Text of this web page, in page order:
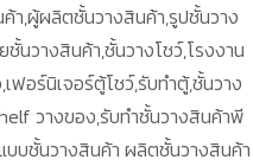
า,ผู้ผลิตชั้นวางสินค้า,รูปชั้นวาง
นวางสินค้า,ชั้นวางโชว์,โรงงาน
ฟอร์นิเจอร์ตู้โชว์,รับทำตู้,ชั้นวาง
วางของ,รับทำชั้นวางสินค้าพี
บบชั้นวางสินค้า ผลิตชั้นวางสินค้า